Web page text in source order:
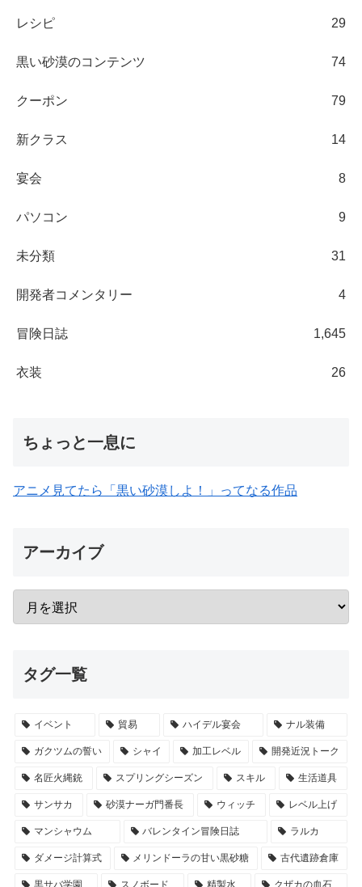
レシピ 29
黒い砂漠のコンテンツ 74
クーポン 79
新クラス 14
宴会 8
パソコン 9
未分類 31
開発者コメンタリー 4
冒険日誌 1,645
衣装 26
ちょっと一息に
アニメ見てたら「黒い砂漠しよ！」ってなる作品
アーカイブ
タグ一覧
イベント 貿易 ハイデル宴会 ナル装備
ガクツムの誓い シャイ 加工レベル 開発近況トーク
名匠火縄銃 スプリングシーズン スキル 生活道具
サンサカ 砂漠ナーガ門番長 ウィッチ レベル上げ
マンシャウム バレンタイン冒険日誌 ラルカ
ダメージ計算式 メリンドーラの甘い黒砂糖 古代遺跡倉庫